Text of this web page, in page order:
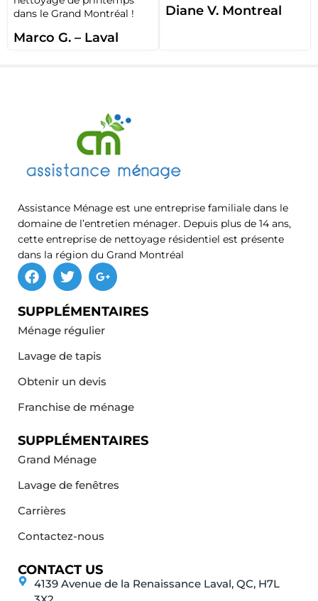
dans le Grand Montréal !
Marco G. – Laval
Diane V. Montreal
Assistance Ménage est une entreprise familiale dans le
domaine de l’entretien ménager. Depuis plus de 14 ans,
cette entreprise de nettoyage résidentiel est présente
dans la région du Grand Montréal
SUPPLÉMENTAIRES
Ménage régulier
Lavage de tapis
Obtenir un devis
Franchise de ménage
SUPPLÉMENTAIRES
Grand Ménage
Lavage de fenêtres
Carrières
Contactez-nous
CONTACT US
4139 Avenue de la Renaissance Laval, QC, H7L